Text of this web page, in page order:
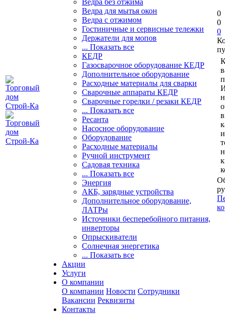
Ведра без отжима
Ведра для мытья окон
Ведра с отжимом
Гостиничные и сервисные тележки
Держатели для мопов
... Показать все
КЕДР
Газосварочное оборудование КЕДР
Дополнительное оборудование
Расходные материалы для сварки
Сварочные аппараты КЕДР
Сварочные горелки / резаки КЕДР
... Показать все
Ресанта
Насосное оборудование
Оборудование
Расходные материалы
Ручной инструмент
Садовая техника
... Показать все
Энергия
АКБ, зарядные устройства
Дополнительное оборудование,
ЛАТРы
Источники бесперебойного питания,
инверторы
Опрыскиватели
Солнечная энергетика
... Показать все
Акции
Услуги
О компании
О компании Новости Сотрудники
Вакансии Реквизиты
Контакты
0
0
0